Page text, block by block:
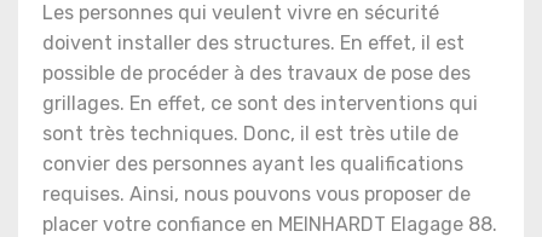
Les personnes qui veulent vivre en sécurité
doivent installer des structures. En effet, il est
possible de procéder à des travaux de pose des
grillages. En effet, ce sont des interventions qui
sont très techniques. Donc, il est très utile de
convier des personnes ayant les qualifications
requises. Ainsi, nous pouvons vous proposer de
placer votre confiance en MEINHARDT Elagage 88.